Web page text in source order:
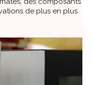
de plus en plus